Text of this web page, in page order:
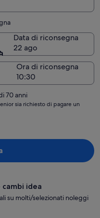
Data di riconsegna
22 ago
Ora di riconsegna
70 anni
sia richiesto di pagare un
idea
su molti/selezionati noleggi